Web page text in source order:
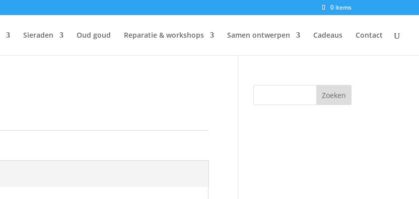
0 items
Sieraden Oud goud Reparatie & workshops Samen ontwerpen Cadeaus Contact